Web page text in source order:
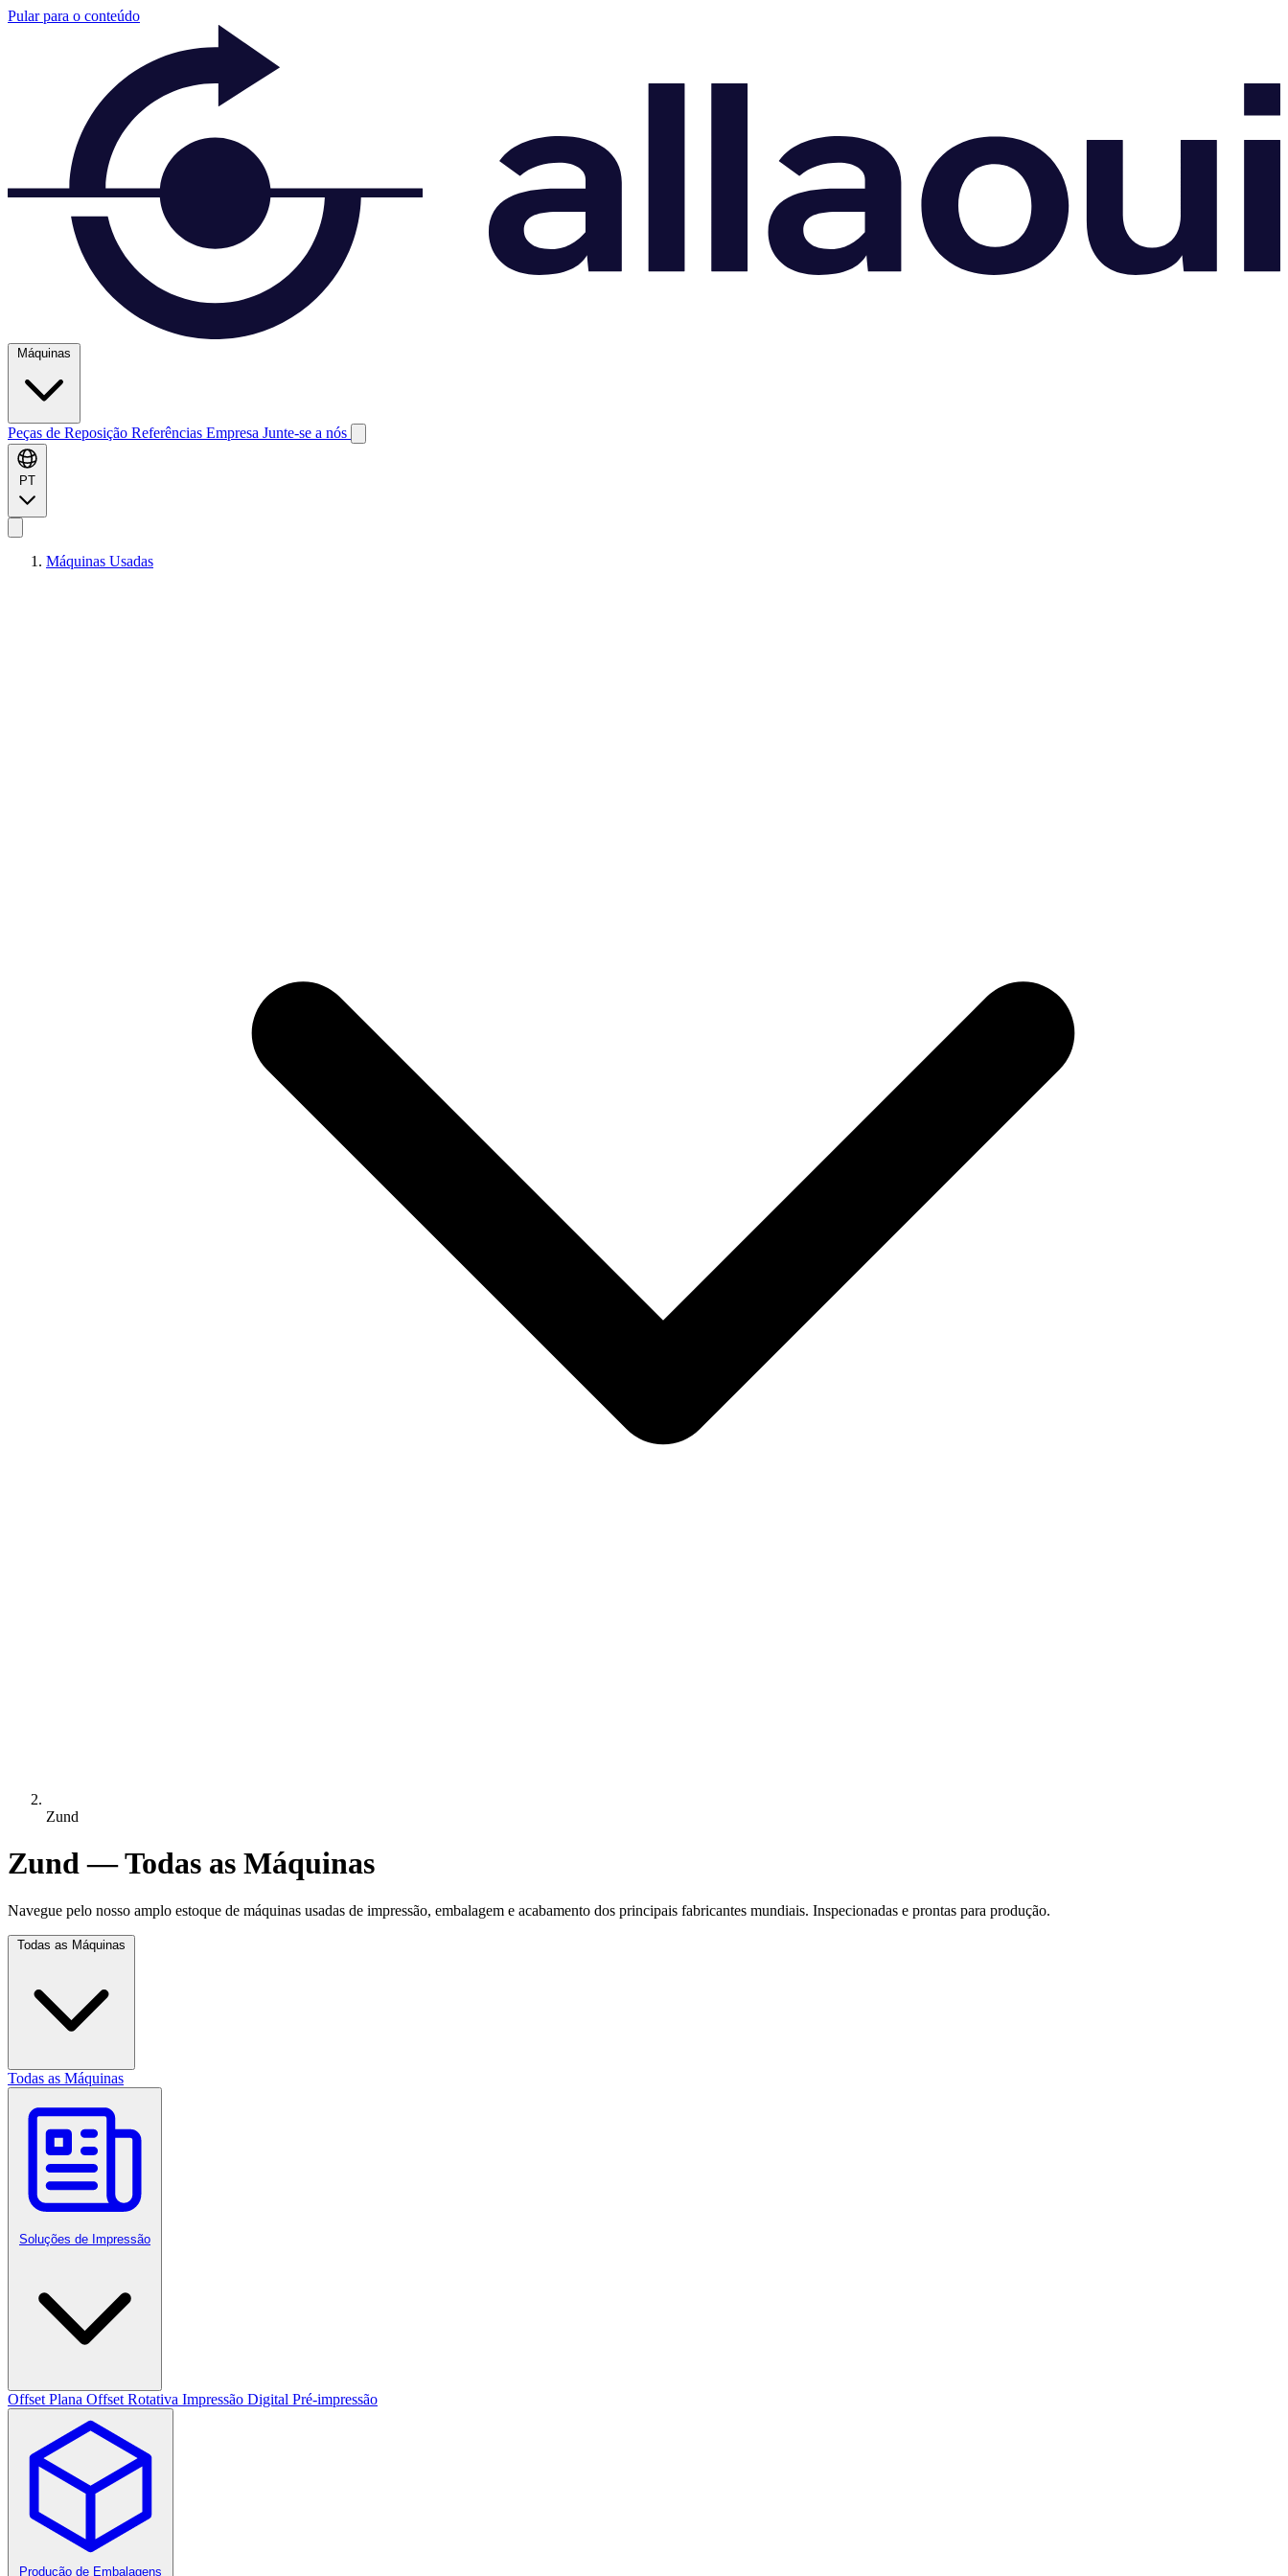
Pular para o conteúdo
Máquinas
Peças de Reposição Referências Empresa Junte-se a nós
PT
Máquinas Usadas
Zund
Zund — Todas as Máquinas
Navegue pelo nosso amplo estoque de máquinas usadas de impressão, embalagem e acabamento dos principais fabricantes mundiais. Inspecionadas e prontas para produção.
Todas as Máquinas
Todas as Máquinas
Soluções de Impressão
Offset Plana Offset Rotativa Impressão Digital Pré-impressão
Produção de Embalagens